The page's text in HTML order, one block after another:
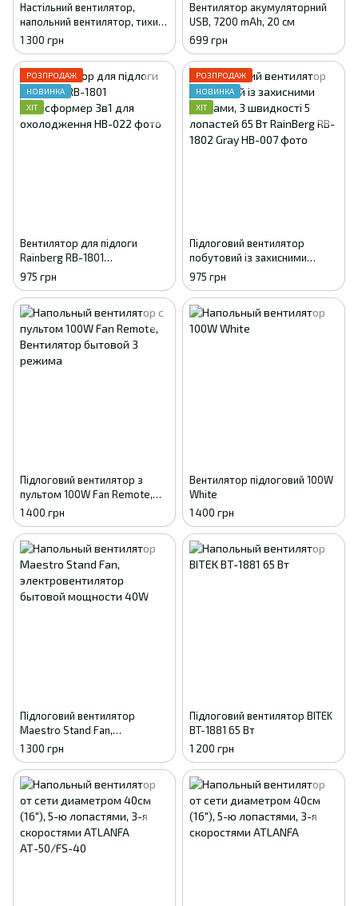
Настільний вентилятор,
напольний вентилятор, тихий,
потужний, 3 лопастія, чорний,
16 дюймів
1 300 грн
Вентилятор акумуляторний
USB, 7200 mAh, 20 см
699 грн
РОЗПРОДАЖ
НОВИНКА
ХІТ
Вентилятор для підлоги
Rаinberg RB-1801
трансформер 3в1 для
охолодження
975 грн
РОЗПРОДАЖ
НОВИНКА
ХІТ
Підлоговий вентилятор
побутовий із захисними
ґратами, 3 швидкості 5
лопастей 65 Вт RainBerg RB-
1802 Gray
975 грн
Підлоговий вентилятор з
пультом 100W Fan Remote,
Вентилятор побутовий 3
режиму
1 400 грн
Вентилятор підлоговий 100W
White
1 400 грн
Підлоговий вентилятор
Maestro Stand Fan,
електровентилятор
побутової потужності 40W
1 300 грн
Підлоговий вентилятор BITEK
BT-1881 65 Вт
1 200 грн